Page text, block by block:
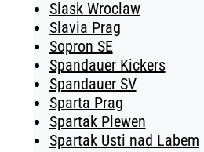
Slask Wroclaw
Slavia Prag
Sopron SE
Spandauer Kickers
Spandauer SV
Sparta Prag
Spartak Plewen
Spartak Usti nad Labem